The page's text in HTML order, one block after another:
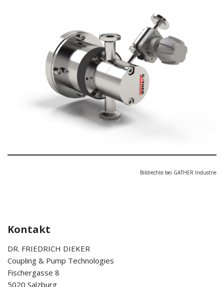
Bildrechte bei GATHER Industrie
Kontakt
DR. FRIEDRICH DIEKER
Coupling & Pump Technologies
Fischergasse 8
5020 Salzburg